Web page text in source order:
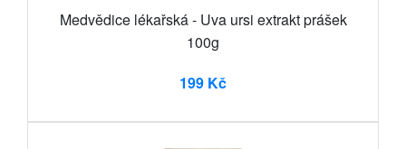
Medvědice lékařská - Uva ursi extrakt prášek
100g
199 Kč